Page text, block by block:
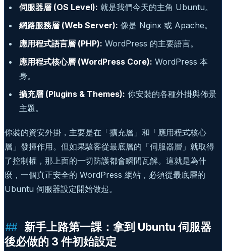
伺服器層 (OS Level): 就是我們今天的主角 Ubuntu。
網路服務層 (Web Server): 像是 Nginx 或 Apache。
應用程式語言層 (PHP): WordPress 的主要語言。
應用程式核心層 (WordPress Core): WordPress 本
身。
擴充層 (Plugins & Themes): 你安裝的各種外掛與佈景
主題。
你裝的資安外掛，主要是在「擴充層」和「應用程式核心
層」發揮作用。但如果駭客從最底層的「伺服器層」就取得
了控制權，那上面的一切防護都會瞬間瓦解。這就是為什
麼，一個真正安全的 WordPress 網站，必須從最底層的
Ubuntu 伺服器設定開始做起。
新手上路第一課：拿到 Ubuntu 伺服器
後必做的 3 件初始設定